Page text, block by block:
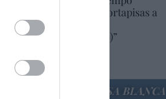
poniendo aranceles y cortapisas a
productos y compañías
americanas (y europeas)”
Artículos anteriores
LA CASA BLANCA